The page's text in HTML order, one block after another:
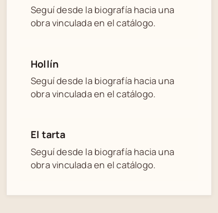
Seguí desde la biografía hacia una
obra vinculada en el catálogo.
Hollín
Seguí desde la biografía hacia una
obra vinculada en el catálogo.
El tarta
Seguí desde la biografía hacia una
obra vinculada en el catálogo.